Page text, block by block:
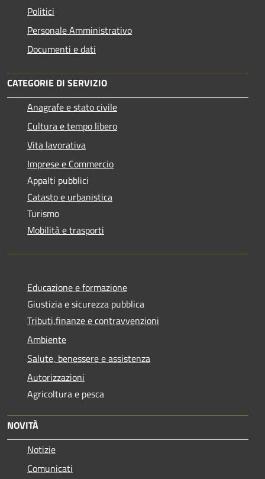
Politici
Personale Amministrativo
Documenti e dati
CATEGORIE DI SERVIZIO
Anagrafe e stato civile
Cultura e tempo libero
Vita lavorativa
Imprese e Commercio
Appalti pubblici
Catasto e urbanistica
Turismo
Mobilità e trasporti
Educazione e formazione
Giustizia e sicurezza pubblica
Tributi,finanze e contravvenzioni
Ambiente
Salute, benessere e assistenza
Autorizzazioni
Agricoltura e pesca
NOVITÀ
Notizie
Comunicati